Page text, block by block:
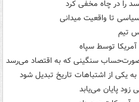
را در چاه مخفی کرد
تا واقعیت میدانی
تیم
توسط سپاه
سنگینی که به اقتصاد می‌رسد
یکی از اشتباهات تاریخ تبدیل شود
زود پایان می‌یابد